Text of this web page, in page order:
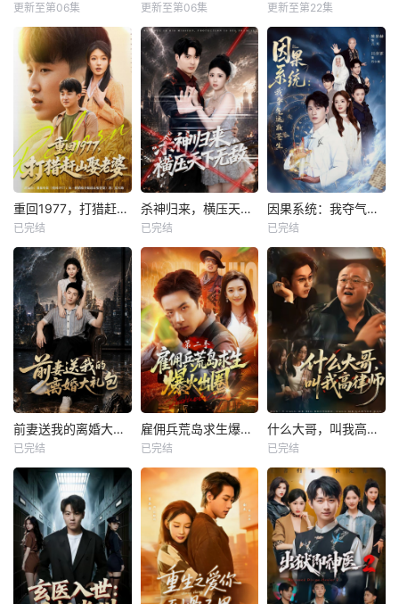
更新至第06集 更新至第06集 更新至第22集
重回1977，打猎赶山娶老婆
已完结
杀神归来，横压天下无敌
已完结
因果系统：我夺气运救苍生
已完结
前妻送我的离婚大礼包
已完结
雇佣兵荒岛求生爆火出圈第二季
已完结
什么大哥，叫我高律师
已完结